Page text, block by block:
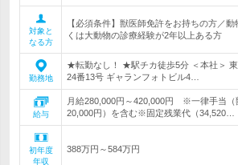
対象と
なる方
【必須条件】獣医師免許をお持ちの方／
くは大動物の診療経験が2年以上ある方
勤務地
★転勤なし！ ★駅チカ徒歩5分 ＜本社＞ 東
24番13号 ギャランフォトビル4…
給与
月給280,000円～420,000円 ※一律手当（
20,000円）を含む※固定残業代（34,520…
初年度
年収
388万円～584万円